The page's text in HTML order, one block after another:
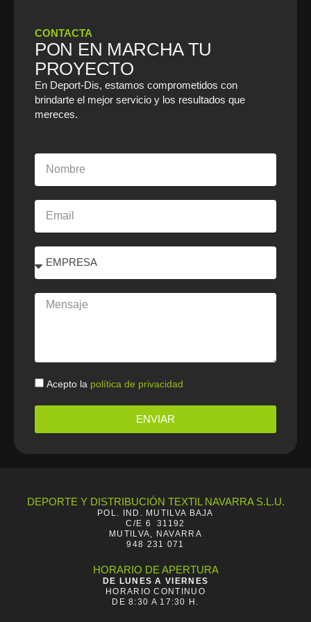
CONTACTA
PON EN MARCHA TU
PROYECTO
En Deport-Dis, estamos comprometidos con
brindarte el mejor servicio y los resultados que
mereces.
Mensaje
Politica
Acepto la política de privacidad
ENVIAR
DEPORTE Y DISTRIBUCIÓN TEXTIL NAVARRA S.L.U.
POL. IND. MUTILVA BAJA
C/E 6 31192
MUTILVA, NAVARRA
948 231 071
HORARIO DE APERTURA
DE LUNES A VIERNES
HORARIO CONTINUO
DE 8:30 A 17:30 H.